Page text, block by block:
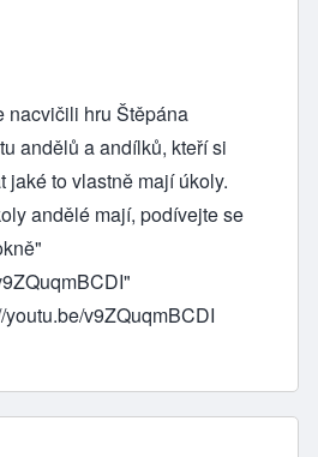
nacvičili hru Štěpána
andělů a andílků, kteří si
jaké to vlastně mají úkoly.
andělé mají, podívejte se
"
youtu.be/v9ZQuqmBCDI